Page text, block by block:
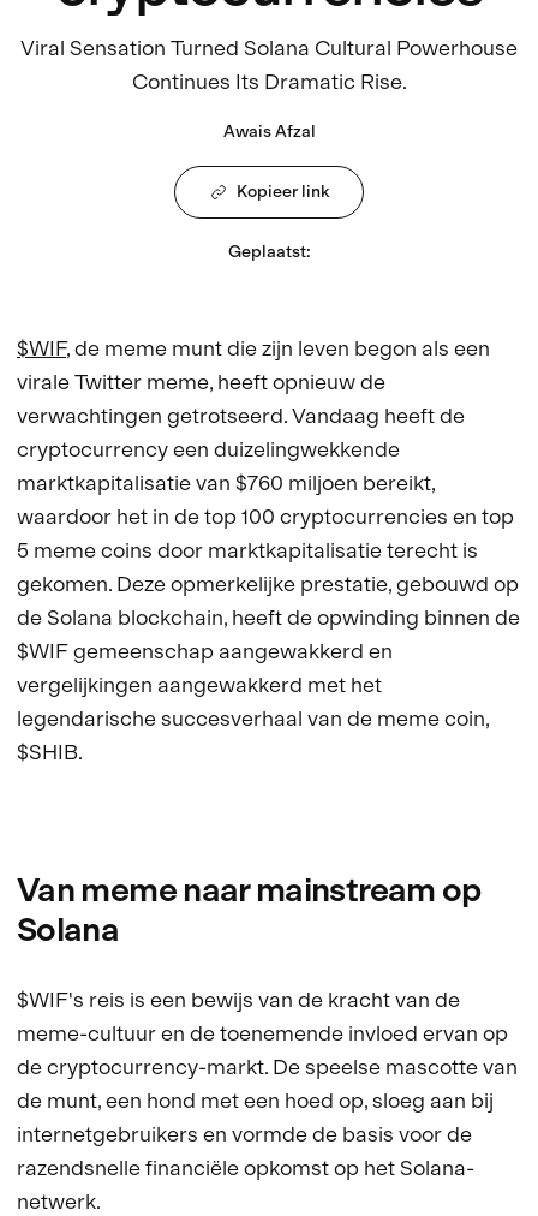
Viral Sensation Turned Solana Cultural Powerhouse
Continues Its Dramatic Rise.
Awais Afzal
Kopieer link
Geplaatst:
$WIF, de meme munt die zijn leven begon als een
virale Twitter meme, heeft opnieuw de
verwachtingen getrotseerd. Vandaag heeft de
cryptocurrency een duizelingwekkende
marktkapitalisatie van $760 miljoen bereikt,
waardoor het in de top 100 cryptocurrencies en top
5 meme coins door marktkapitalisatie terecht is
gekomen. Deze opmerkelijke prestatie, gebouwd op
de Solana blockchain, heeft de opwinding binnen de
$WIF gemeenschap aangewakkerd en
vergelijkingen aangewakkerd met het
legendarische succesverhaal van de meme coin,
$SHIB.
Van meme naar mainstream op
Solana
$WIF's reis is een bewijs van de kracht van de
meme-cultuur en de toenemende invloed ervan op
de cryptocurrency-markt. De speelse mascotte van
de munt, een hond met een hoed op, sloeg aan bij
internetgebruikers en vormde de basis voor de
razendsnelle financiële opkomst op het Solana-
netwerk.